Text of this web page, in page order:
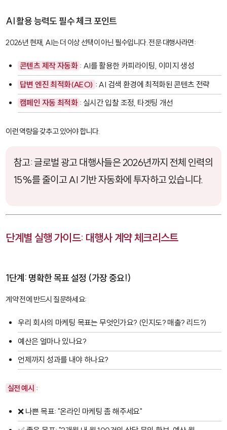
AI 활용 능력도 필수 체크 포인트
2026년 현재, AI는 더 이상 선택이 아닌 필수입니다. 전문 대행사라면:
콘텐츠 제작 자동화 : AI를 활용한 카피라이팅, 이미지 생성
답변 엔진 최적화(AEO) : AI 검색 환경에 최적화된 콘텐츠 전략
캠페인 자동 최적화 : 실시간 입찰 조정, 타겟팅 개선
이런 역량을 갖추고 있어야 합니다.
참고: 글로벌 광고 대행사들은 2026년까지 전체 인력의
15%를 줄이고 AI 기반 자동화에 투자하고 있습니다.
단계별 실행 가이드: 대행사 계약 체크리스트
1단계: 명확한 목표 설정 (가장 중요!)
계약 전에 반드시 질문하세요:
우리 회사의 마케팅 목표는 무엇인가요? (인지도? 매출? 리드?)
예산은 얼마나 있나요?
언제까지 성과를 내야 하나요?
실전 예시 :
❌ 나쁜 목표: "온라인 마케팅 좀 해주세요"